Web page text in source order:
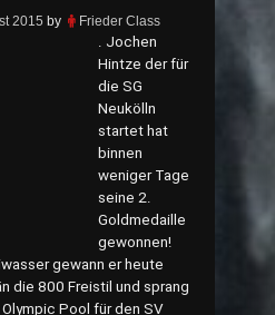
2015 by Frieder Class
. Jochen
Hintze der für
die SG
Neukölln
startet hat
binnen
weniger Tage
seine 2.
Goldmedaille
gewonnen!
gewann er heute
die 800 Freistil und sprang
Pool für den SV